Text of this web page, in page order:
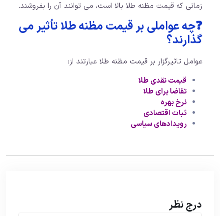
زمانی که قیمت مظنه طلا بالا است، می توانند آن را بفروشند.
❓چه عواملی بر قیمت مظنه طلا تأثیر می
گذارند؟
عوامل تاثیرگزار بر قیمت مظنه طلا عبارتند از:
قیمت نقدی طلا
تقاضا برای طلا
نرخ بهره
ثبات اقتصادی
رویدادهای سیاسی
درج نظر